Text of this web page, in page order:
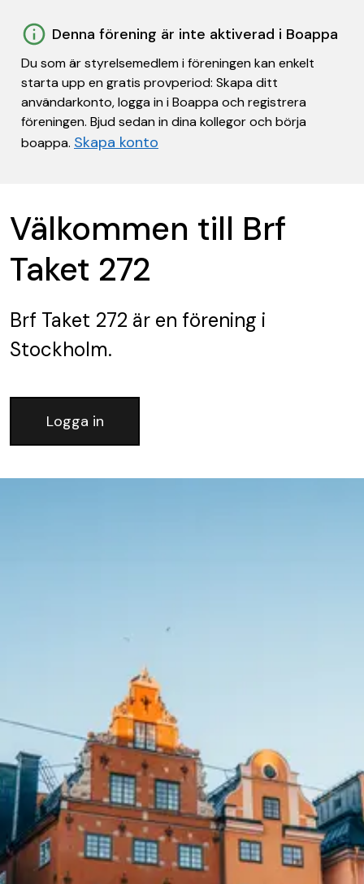
Denna förening är inte aktiverad i Boappa
Du som är styrelsemedlem i föreningen kan enkelt
starta upp en gratis provperiod: Skapa ditt
användarkonto, logga in i Boappa och registrera
föreningen. Bjud sedan in dina kollegor och börja
boappa. Skapa konto
Välkommen till Brf
Taket 272
Brf Taket 272 är en förening i
Stockholm.
Logga in